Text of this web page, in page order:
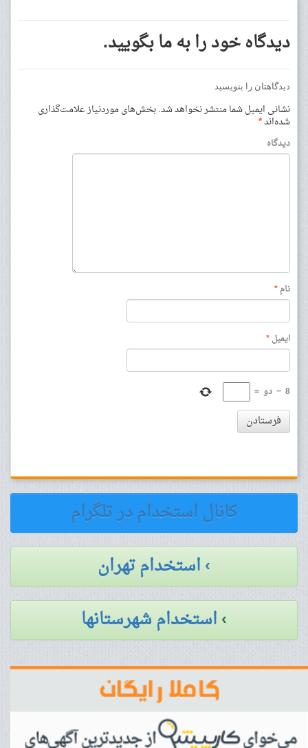
دیدگاه خود را به ما بگویید.
دیدگاهتان را بنویسید
نشانی ایمیل شما منتشر نخواهد شد.بخش‌های موردنیاز علامت‌گذاری
شده‌اند*
دیدگاه
نام*
ایمیل*
8
− دو =
فرستادن
کانال استخدام در تلگرام
› استخدام تهران
›استخدام شهرستانها